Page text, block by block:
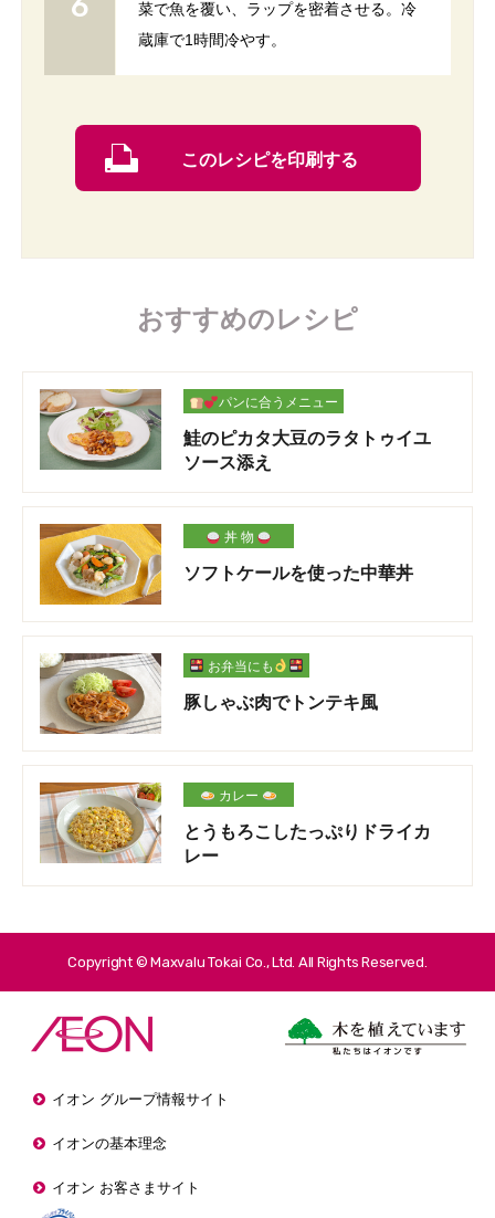
菜で魚を覆い、ラップを密着させる。冷
蔵庫で1時間冷やす。
このレシピを印刷する
おすすめのレシピ
パンに合うメニュー
鮭のピカタ大豆のラタトゥイユ
ソース添え
丼 物
ソフトケールを使った中華丼
お弁当にも
豚しゃぶ肉でトンテキ風
カレー
とうもろこしたっぷりドライカ
レー
Copyright © Maxvalu Tokai Co., Ltd. All Rights Reserved.
イオン グループ情報サイト
イオンの基本理念
イオン お客さまサイト